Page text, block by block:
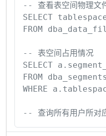
-- 查看表空间物理文
SELECT
FROM
-- 表空间占用情况
SELECT
FROM
WHERE
-- 查询所有用户所对